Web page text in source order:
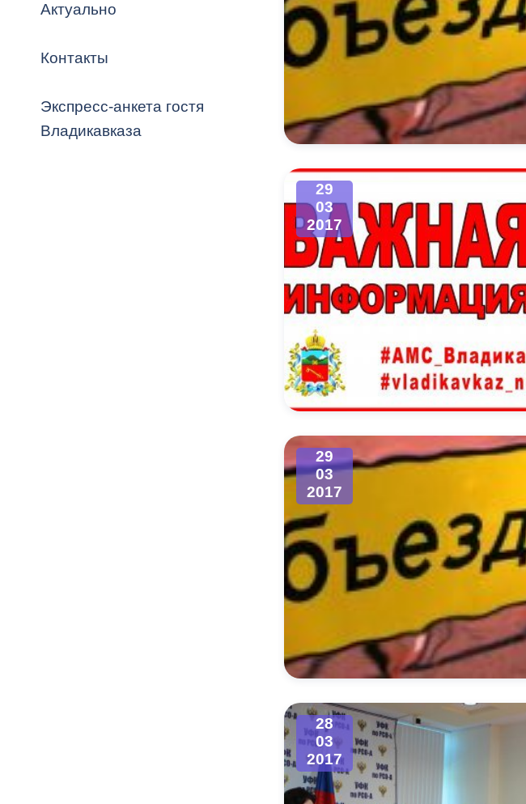
Владикавказ
Распоряжения, постановления
ОРВ и экспертиза НПА
Оценка деятельности органов
местного самоуправления
Открытые данные
Информация о результатах
проверок
Муниципальный контроль
Актуально
Контакты
Экспресс-анкета гостя
Владикавказа
29
03
2017
29
03
2017
28
03
2017